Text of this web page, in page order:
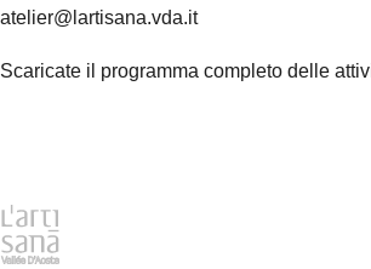
atelier@lartisana.vda.it
Scaricate il programma completo delle